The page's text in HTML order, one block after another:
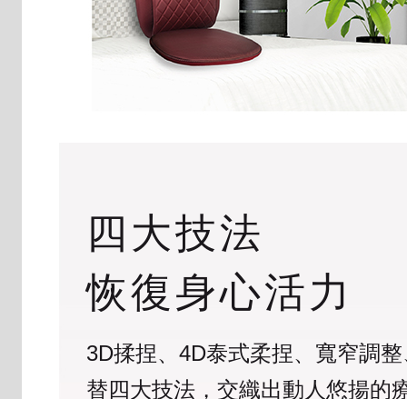
四大技法
恢復身心活力
3D揉捏、4D泰式柔捏、寬窄調
替四大技法，交織出動人悠揚的